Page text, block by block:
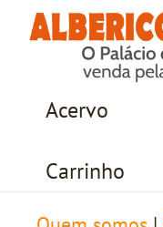
Acervo
Carrinho